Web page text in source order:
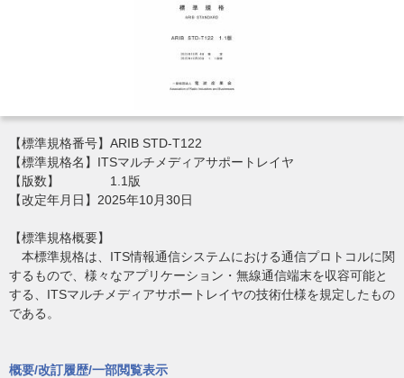
【標準規格番号】ARIB STD-T122
【標準規格名】ITSマルチメディアサポートレイヤ
【版数】 1.1版
【改定年月日】2025年10月30日
【標準規格概要】
本標準規格は、ITS情報通信システムにおける通信プロトコルに関
するもので、様々なアプリケーション・無線通信端末を収容可能と
する、ITSマルチメディアサポートレイヤの技術仕様を規定したもの
である。
概要/改訂履歴/一部閲覧表示